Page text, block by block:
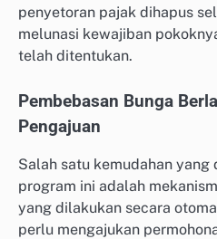
penyetoran pajak dihapus
melunasi kewajiban
telah ditentukan.
Pembebasan Bunga
Pengajuan
Salah satu kemudahan
program ini adalah
yang dilakukan secara
perlu mengajukan